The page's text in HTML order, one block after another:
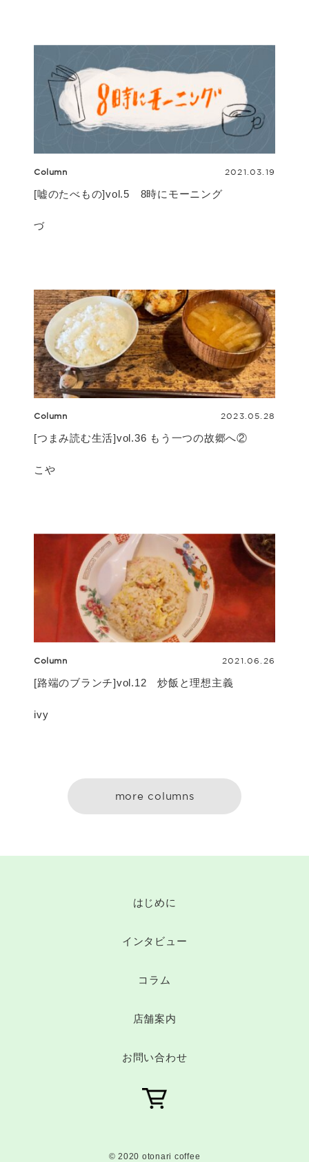
Column 2021.03.19
[嘘のたべもの]vol.5 8時にモーニング
づ
Column 2023.05.28
[つまみ読む生活]vol.36 もう一つの故郷へ②
こや
Column 2021.06.26
[路端のブランチ]vol.12 炒飯と理想主義
ivy
more columns
はじめに
インタビュー
コラム
店舗案内
お問い合わせ
© 2020 otonari coffee